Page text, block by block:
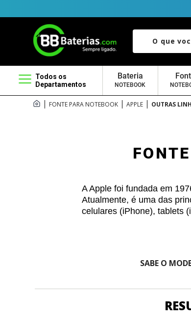
O que você
Todos os
Departamentos
Bateria
NOTEBOOK
FONTE PARA NOTEBOOK APPLE OUTRAS
A Apple foi fundada em
Atualmente, é uma das
celulares (iPhone), tablets
SABE O